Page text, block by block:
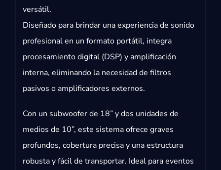
versátil.
Diseñado para brindar una experiencia de sonido
profesional en un formato portátil, integra
procesamiento digital (DSP) y amplificación
interna, eliminando la necesidad de filtros
pasivos o amplificadores externos.
Con un subwoofer de 18” y dos unidades de
medios de 10”, este sistema ofrece graves
profundos, cobertura precisa y una estructura
robusta y fácil de transportar. Ideal para eventos